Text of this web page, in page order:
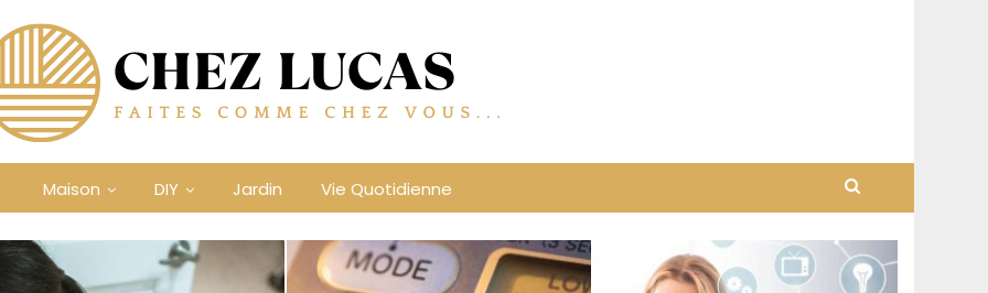
Maison DIY Jardin Vie Quotidienne